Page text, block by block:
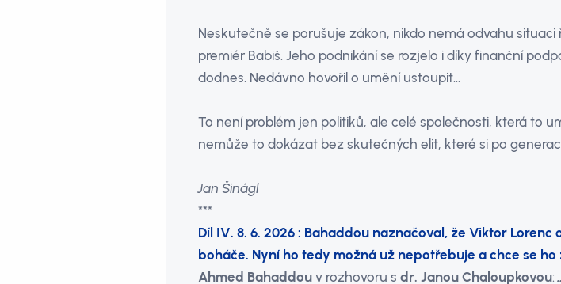
Neskutečně se porušuje zákon, nikdo nemá odvahu
premiér Babiš. Jeho podnikání se rozjelo i díky finanční
dodnes. Nedávno hovořil o umění ustoupit…
To není problém jen politiků, ale celé společnosti, která to
nemůže to dokázat bez skutečných elit, které si po
Jan Šinágl
***
Díl IV. 8. 6. 2026 : Bahaddou naznačoval, že Viktor
boháče. Nyní ho tedy možná už nepotřebuje a chce se
Ahmed Bahaddouv rozhovoru s dr. Janou Chaloupkovou: